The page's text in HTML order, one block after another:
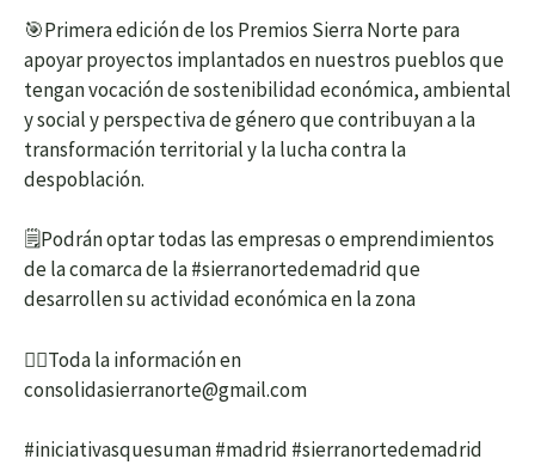
🎯Primera edición de los Premios Sierra Norte para
apoyar proyectos implantados en nuestros pueblos que
tengan vocación de sostenibilidad económica, ambiental
y social y perspectiva de género que contribuyan a la
transformación territorial y la lucha contra la
despoblación.
🗒️Podrán optar todas las empresas o emprendimientos
de la comarca de la #sierranortedemadrid que
desarrollen su actividad económica en la zona
👉🏼Toda la información en
consolidasierranorte@gmail.com
#iniciativasquesuman #madrid #sierranortedemadrid